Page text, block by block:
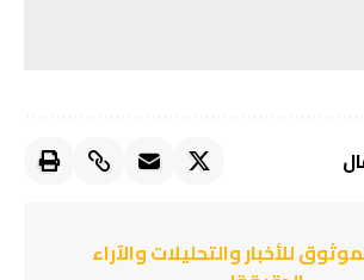
للأخبار والتحليلات والآراء